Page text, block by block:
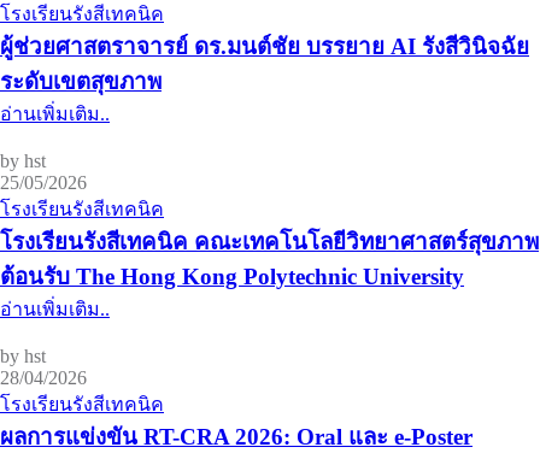
โรงเรียนรังสีเทคนิค
ผู้ช่วยศาสตราจารย์ ดร.มนต์ชัย บรรยาย AI รังสีวินิจฉัย
ระดับเขตสุขภาพ
อ่านเพิ่มเติม..
by hst
25/05/2026
โรงเรียนรังสีเทคนิค
โรงเรียนรังสีเทคนิค คณะเทคโนโลยีวิทยาศาสตร์สุขภาพ
ต้อนรับ The Hong Kong Polytechnic University
อ่านเพิ่มเติม..
by hst
28/04/2026
โรงเรียนรังสีเทคนิค
ผลการแข่งขัน RT-CRA 2026: Oral และ e-Poster